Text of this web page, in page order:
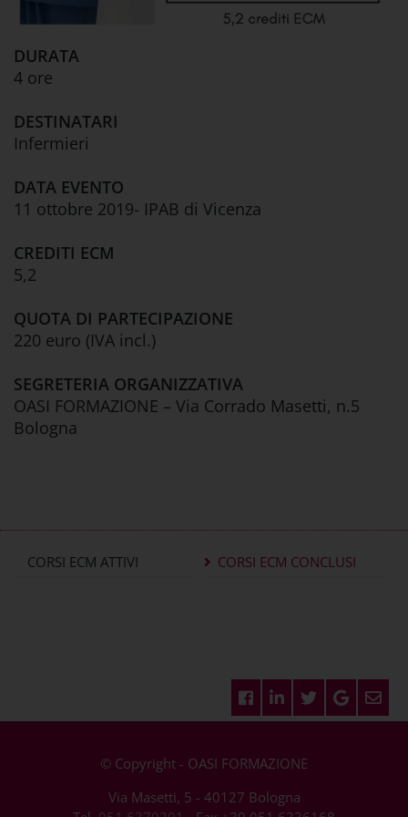
DURATA
4 ore
DESTINATARI
Infermieri
DATA EVENTO
11 ottobre 2019- IPAB di Vicenza
CREDITI ECM
5,2
QUOTA DI PARTECIPAZIONE
220 euro (IVA incl.)
SEGRETERIA ORGANIZZATIVA
OASI FORMAZIONE – Via Corrado Masetti, n.5
Bologna
CORSI ECM ATTIVI CORSI ECM CONCLUSI
© Copyright - OASI FORMAZIONE
Via Masetti, 5 - 40127 Bologna